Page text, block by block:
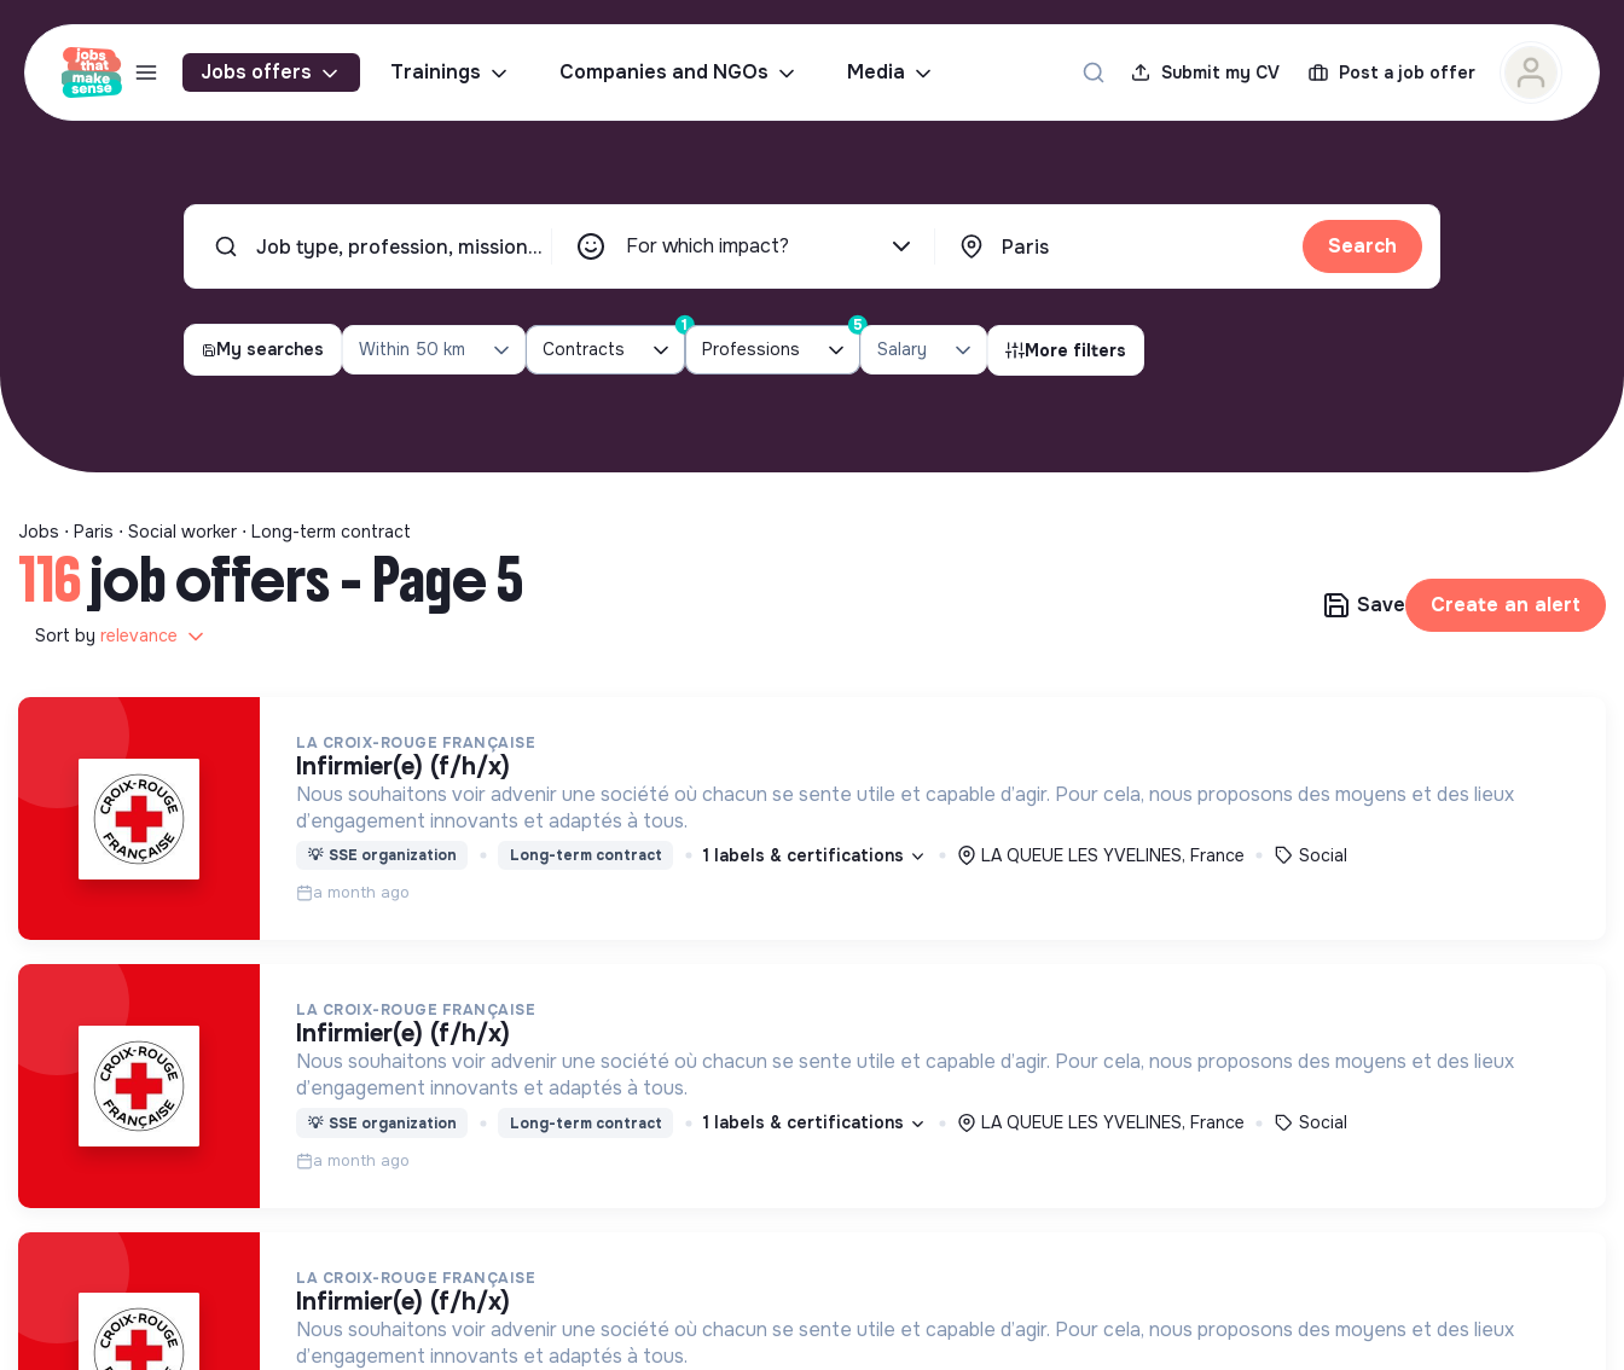
Jobs offers Trainings Companies and NGOs Media Submit my CV Post a job offer
For which impact? Search
My searches Within 50 km Contracts
1
Professions
5
Salary More filters
Jobs ⋅ Paris ⋅ Social worker ⋅ Long-term contract
116job offers - Page 5
Sort by relevance
Save Create an alert
LA CROIX-ROUGE FRANÇAISE
infirmier(e) (f/h/x)
Nous souhaitons voir advenir une société où chacun se sente utile et capable d’agir. Pour cela, nous proposons des moyens et des lieux
d’engagement innovants et adaptés à tous.
💡 SSE organization Long-term contract 1 labels & certifications LA QUEUE LES YVELINES, France Social
a month ago
LA CROIX-ROUGE FRANÇAISE
infirmier(e) (f/h/x)
Nous souhaitons voir advenir une société où chacun se sente utile et capable d’agir. Pour cela, nous proposons des moyens et des lieux
d’engagement innovants et adaptés à tous.
💡 SSE organization Long-term contract 1 labels & certifications LA QUEUE LES YVELINES, France Social
a month ago
LA CROIX-ROUGE FRANÇAISE
infirmier(e) (f/h/x)
Nous souhaitons voir advenir une société où chacun se sente utile et capable d’agir. Pour cela, nous proposons des moyens et des lieux
d’engagement innovants et adaptés à tous.